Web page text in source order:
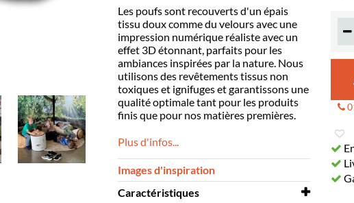
Les poufs sont recouverts d'un épais
tissu doux comme du velours avec une
impression numérique réaliste avec un
effet 3D étonnant, parfaits pour les
ambiances inspirées par la nature. Nous
utilisons des revêtements tissus non
toxiques et ignifuges et garantissons une
qualité optimale tant pour les produits
finis que pour nos matières premières.
Plus d'infos...
Images d'inspiration
Caractéristiques